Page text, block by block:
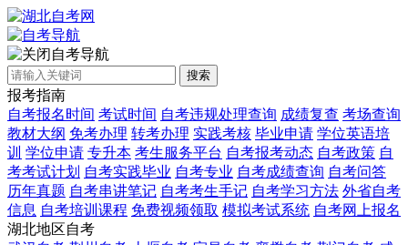
自考导航
搜索
报考指南
自考报名时间 考试时间 自考违规处理查询 成绩复查 考场查询
教材大纲 免考办理 转考办理 实践考核 毕业申请 学位英语培
训 学位申请 专升本 考生服务平台 自考报考动态 自考政策 自
考考试计划 自考实践毕业 自考专业 自考成绩查询 自考问答
历年真题 自考串讲笔记 自考考生手记 自考学习方法 外省自考
信息 自考培训课程 免费视频领取 模拟考试系统 自考网上报名
湖北地区自考